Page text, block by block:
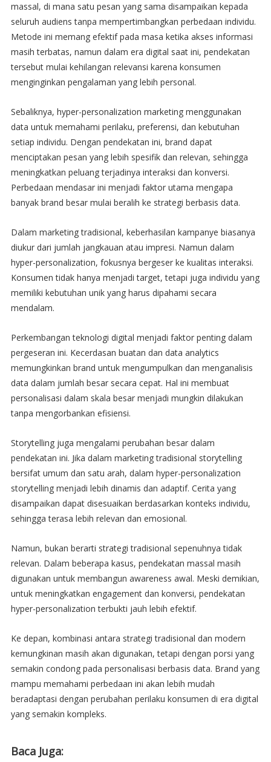
massal, di mana satu pesan yang sama disampaikan kepada
seluruh audiens tanpa mempertimbangkan perbedaan individu.
Metode ini memang efektif pada masa ketika akses informasi
masih terbatas, namun dalam era digital saat ini, pendekatan
tersebut mulai kehilangan relevansi karena konsumen
menginginkan pengalaman yang lebih personal.
Sebaliknya, hyper-personalization marketing menggunakan
data untuk memahami perilaku, preferensi, dan kebutuhan
setiap individu. Dengan pendekatan ini, brand dapat
menciptakan pesan yang lebih spesifik dan relevan, sehingga
meningkatkan peluang terjadinya interaksi dan konversi.
Perbedaan mendasar ini menjadi faktor utama mengapa
banyak brand besar mulai beralih ke strategi berbasis data.
Dalam marketing tradisional, keberhasilan kampanye biasanya
diukur dari jumlah jangkauan atau impresi. Namun dalam
hyper-personalization, fokusnya bergeser ke kualitas interaksi.
Konsumen tidak hanya menjadi target, tetapi juga individu yang
memiliki kebutuhan unik yang harus dipahami secara
mendalam.
Perkembangan teknologi digital menjadi faktor penting dalam
pergeseran ini. Kecerdasan buatan dan data analytics
memungkinkan brand untuk mengumpulkan dan menganalisis
data dalam jumlah besar secara cepat. Hal ini membuat
personalisasi dalam skala besar menjadi mungkin dilakukan
tanpa mengorbankan efisiensi.
Storytelling juga mengalami perubahan besar dalam
pendekatan ini. Jika dalam marketing tradisional storytelling
bersifat umum dan satu arah, dalam hyper-personalization
storytelling menjadi lebih dinamis dan adaptif. Cerita yang
disampaikan dapat disesuaikan berdasarkan konteks individu,
sehingga terasa lebih relevan dan emosional.
Namun, bukan berarti strategi tradisional sepenuhnya tidak
relevan. Dalam beberapa kasus, pendekatan massal masih
digunakan untuk membangun awareness awal. Meski demikian,
untuk meningkatkan engagement dan konversi, pendekatan
hyper-personalization terbukti jauh lebih efektif.
Ke depan, kombinasi antara strategi tradisional dan modern
kemungkinan masih akan digunakan, tetapi dengan porsi yang
semakin condong pada personalisasi berbasis data. Brand yang
mampu memahami perbedaan ini akan lebih mudah
beradaptasi dengan perubahan perilaku konsumen di era digital
yang semakin kompleks.
Baca Juga: